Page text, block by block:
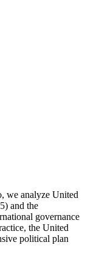
we analyze United
and the
governance
the United
political plan